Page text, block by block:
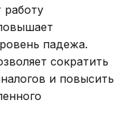
падежа.
сократить
и повысить